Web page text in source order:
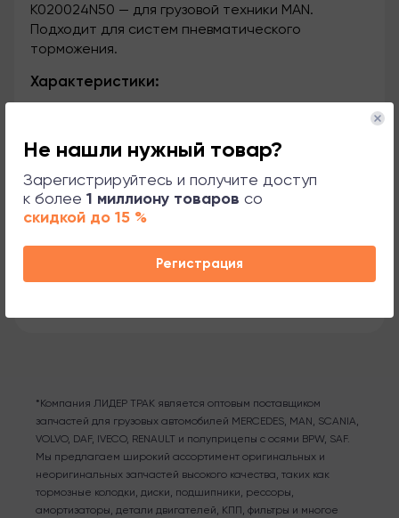
Не нашли нужный товар?
Зарегистрируйтесь и получите доступ
к более 1 миллиону товаров со
скидкой до 15 %
Регистрация
K020024N50 — для грузовой техники MAN.
Подходит для систем пневматического
торможения.
Характеристики:
Номера OEM
Применяемость
*Компания ЛИДЕР ТРАК является оптовым поставщиком
запчастей для грузовых автомобилей MERCEDES, MAN, SCANIA,
VOLVO, DAF, IVECO, RENAULT и полуприцепы с осями BPW, SAF.
Мы предлагаем широкий ассортимент оригинальных и
неоригинальных запчастей высокого качества, таких как
тормозные колодки, диски, подшипники, рессоры,
амортизаторы, детали двигателей, КПП, фильтры и многое